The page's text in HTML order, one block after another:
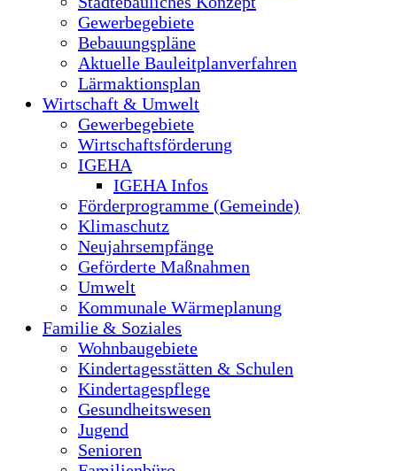
Gewerbegebiete
Bebauungspläne
Aktuelle Bauleitplanverfahren
Lärmaktionsplan
Wirtschaft & Umwelt
Gewerbegebiete
Wirtschaftsförderung
IGEHA
IGEHA Infos
Förderprogramme (Gemeinde)
Klimaschutz
Neujahrsempfänge
Geförderte Maßnahmen
Umwelt
Kommunale Wärmeplanung
Familie & Soziales
Wohnbaugebiete
Kindertagesstätten & Schulen
Kindertagespflege
Gesundheitswesen
Jugend
Senioren